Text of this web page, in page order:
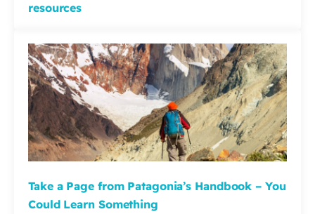
resources
Take a Page from Patagonia’s Handbook – You
Could Learn Something